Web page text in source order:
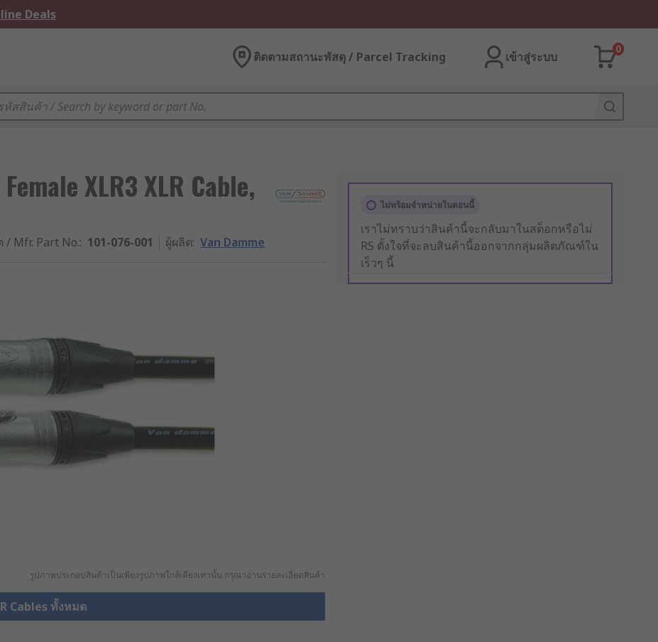
Deals
ติดตามสถานะพัสดุ / Parcel Tracking เข้าสู่ระบบ
0
XLR3 XLR Cable,
Mfr. Part No.: 101-076-001 ผู้ผลิต: Van Damme
รูปภาพประกอบสินค้าเป็นเพียงรูปภาพใกล้เคียงเท่านั้น กรุณาอ่านรายละเอียดสินค้า
Cables ทั้งหมด
ไม่พร้อมจำหน่ายในตอนนี้
เราไม่ทราบว่าสินค้านี้จะกลับมาในสต็อกหรือไม่
RS ตั้งใจที่จะลบสินค้านี้ออกจากกลุ่มผลิตภัณฑ์ใน
เร็วๆ นี้